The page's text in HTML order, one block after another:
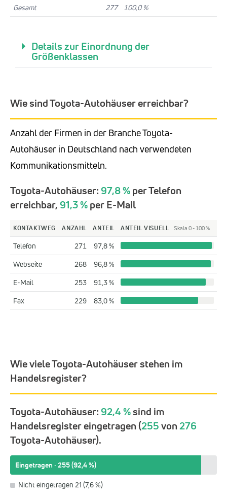
Gesamt 277 100,0 %
Details zur Einordnung der
Größenklassen
Wie sind Toyota-Autohäuser erreichbar?
Anzahl der Firmen in der Branche Toyota-
Autohäuser in Deutschland nach verwendeten
Kommunikationsmitteln.
Toyota-Autohäuser:97,8 %per Telefon
erreichbar,91,3 %per E-Mail
KONTAKTWEG ANZAHL ANTEIL ANTEIL VISUELL Skala 0 - 100 %
Telefon 271
97,8 %
Webseite
268
96,8 %
E-Mail
253
91,3 %
Fax
229 83,0 %
Wie viele Toyota-Autohäuser stehen im
Handelsregister?
Toyota-Autohäuser:92,4 %sind im
Handelsregister eingetragen (255von276
Toyota-Autohäuser).
Eingetragen · 255 (92,4 %)
Nicht eingetragen 21 (7,6 %)